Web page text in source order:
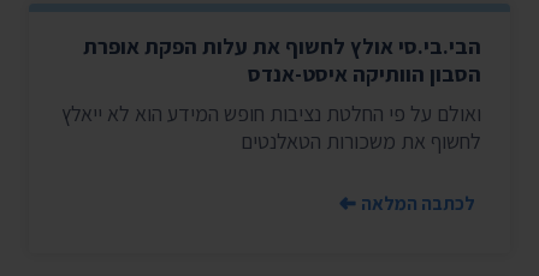
הבי.בי.סי אולץ לחשוף את עלות הפקת אופרת
הסבון הוותיקה איסט-אנדס
ואולם על פי החלטת נציבות חופש המידע הוא לא ייאלץ
לחשוף את משכורות הטאלנטים
לכתבה המלאה